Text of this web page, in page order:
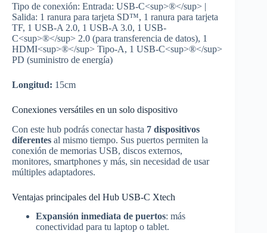
Tipo de conexión: Entrada: USB-C<sup>®</sup> |
Salida: 1 ranura para tarjeta SD™, 1 ranura para tarjeta
TF, 1 USB-A 2.0, 1 USB-A 3.0, 1 USB-
C<sup>®</sup> 2.0 (para transferencia de datos), 1
HDMI<sup>®</sup> Tipo-A, 1 USB-C<sup>®</sup>
PD (suministro de energía)
Longitud: 15cm
Conexiones versátiles en un solo dispositivo
Con este hub podrás conectar hasta 7 dispositivos
diferentes al mismo tiempo. Sus puertos permiten la
conexión de memorias USB, discos externos,
monitores, smartphones y más, sin necesidad de usar
múltiples adaptadores.
Ventajas principales del Hub USB-C Xtech
Expansión inmediata de puertos: más
conectividad para tu laptop o tablet.